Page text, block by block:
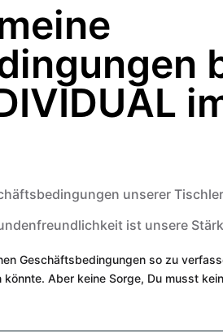
unserer
ist unsere
Geschäftsbedingungen so zu
Aber keine Sorge, Du musst